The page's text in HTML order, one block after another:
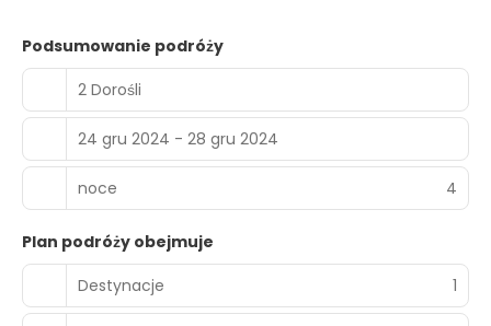
Podsumowanie podróży
2 Dorośli
24 gru 2024 - 28 gru 2024
noce 4
Plan podróży obejmuje
Destynacje
1